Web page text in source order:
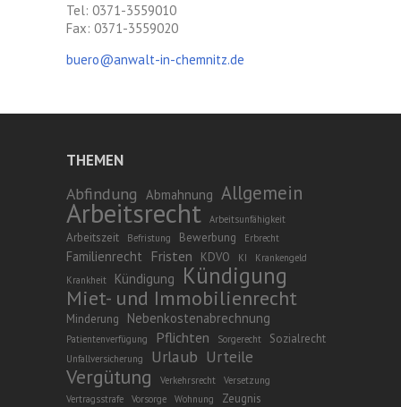
Tel: 0371-3559010
Fax: 0371-3559020
buero@anwalt-in-chemnitz.de
THEMEN
Abfindung Abmahnung Allgemein
Arbeitsrecht Arbeitsunfähigkeit
Arbeitszeit Befristung Bewerbung Erbrecht
Familienrecht Fristen KDVO KI
Krankengeld
Krankheit
Kündigung Kündigung
Miet- und Immobilienrecht
Minderung Nebenkostenabrechnung
Patientenverfügung Pflichten Sorgerecht Sozialrecht
Unfallversicherung Urlaub Urteile
Vergütung Verkehrsrecht
Versetzung
Vertragsstrafe
Vorsorge Wohnung
Zeugnis